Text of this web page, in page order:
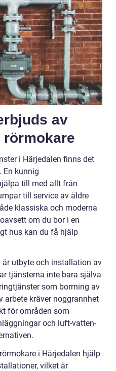
av
i Härjedalen finns det
En kunnig
till med allt från
till service av äldre
klassiska och moderna
om du bor i en
hus kan du få hjälp
är utbyte och installation av
tjänsterna inte bara själva
som borrning av
arbete kräver noggrannhet
för områden som
och luft-vatten-
i Härjedalen hjälp
vilket är